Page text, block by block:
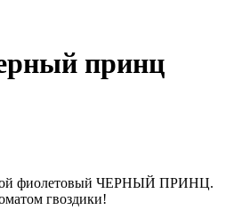
принц
фиолетовый ЧЕРНЫЙ ПРИНЦ.
гвоздики!